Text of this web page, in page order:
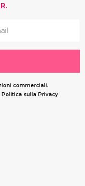
commerciali.
Politica sulla Privacy